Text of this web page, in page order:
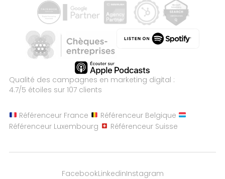
Qualité des campagnes en marketing digital :
4.7/5 étoiles sur 107 clients
Référenceur France
Référenceur Belgique
Référenceur Luxembourg
Référenceur Suisse
FacebookLinkedinInstagram